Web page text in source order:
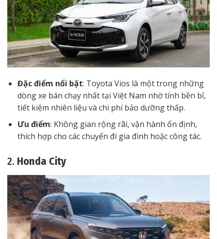
Đặc điểm nổi bật: Toyota Vios là một trong những
dòng xe bán chạy nhất tại Việt Nam nhờ tính bền bỉ,
tiết kiệm nhiên liệu và chi phí bảo dưỡng thấp.
Ưu điểm: Không gian rộng rãi, vận hành ổn định,
thích hợp cho các chuyến đi gia đình hoặc công tác.
2. Honda City